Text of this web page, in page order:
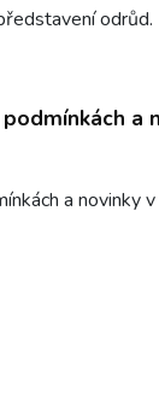
odrůd.
a
a novinky